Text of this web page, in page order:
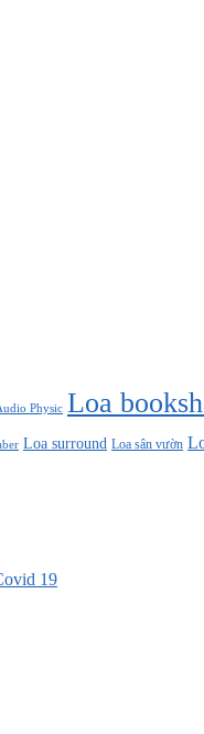
Physic Loa
Loa surround Loa sân vườn
19